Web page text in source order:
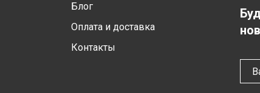
Блог
Оплата и доставка
Контакты